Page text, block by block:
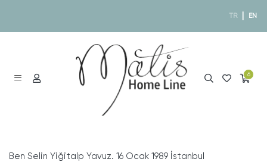
TR EN
6
Ben Selin Yiğitalp Yavuz. 16 Ocak 1989 İstanbul